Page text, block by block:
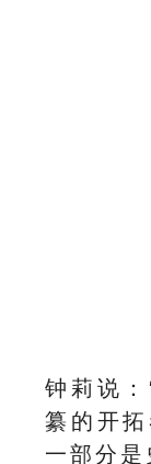
钟莉说
纂的开
一部分